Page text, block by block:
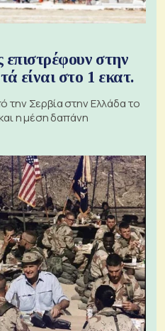
επιστρέφουν στην
είναι στο 1 εκατ.
την Σερβία στην Ελλάδα το
η μέση δαπάνη